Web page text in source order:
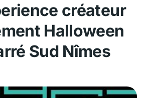
créateur
Halloween
Sud Nîmes